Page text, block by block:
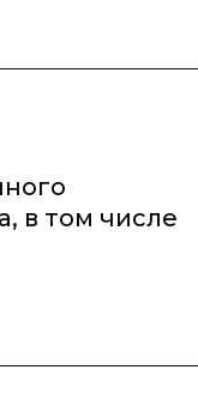
в том числе